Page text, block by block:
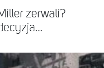
zerwali?